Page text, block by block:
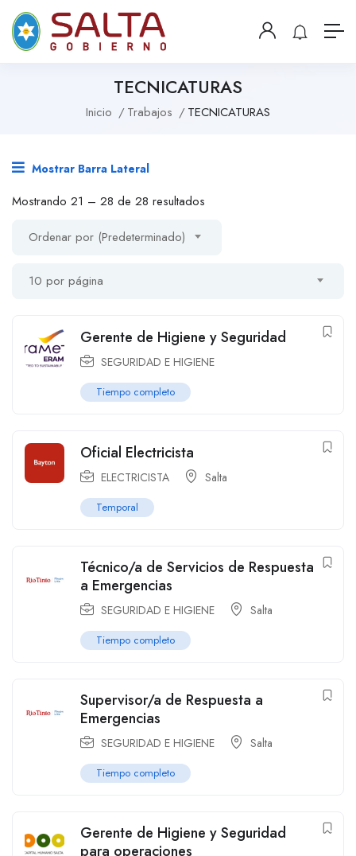
TECNICATURAS
Inicio Trabajos TECNICATURAS
Mostrar Barra Lateral
Mostrando 21 – 28 de 28 resultados
Ordenar por (Predeterminado)
10 por página
Gerente de Higiene y Seguridad
SEGURIDAD E HIGIENE
Tiempo completo
Oficial Electricista
ELECTRICISTA Salta
Temporal
Técnico/a de Servicios de Respuesta
a Emergencias
SEGURIDAD E HIGIENE Salta
Tiempo completo
Supervisor/a de Respuesta a
Emergencias
SEGURIDAD E HIGIENE Salta
Tiempo completo
Gerente de Higiene y Seguridad
para operaciones